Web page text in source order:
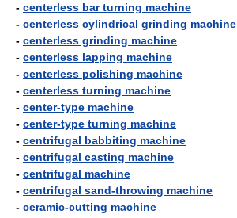
- centerless bar turning machine
- centerless cylindrical grinding machine
- centerless grinding machine
- centerless lapping machine
- centerless polishing machine
- centerless turning machine
- center-type machine
- center-type turning machine
- centrifugal babbiting machine
- centrifugal casting machine
- centrifugal machine
- centrifugal sand-throwing machine
- ceramic-cutting machine